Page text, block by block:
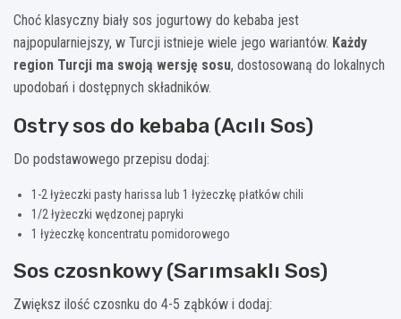
Choć klasyczny biały sos jogurtowy do kebaba jest
najpopularniejszy, w Turcji istnieje wiele jego wariantów. Każdy
region Turcji ma swoją wersję sosu, dostosowaną do lokalnych
upodobań i dostępnych składników.
Ostry sos do kebaba (Acılı Sos)
Do podstawowego przepisu dodaj:
1-2 łyżeczki pasty harissa lub 1 łyżeczkę płatków chili
1/2 łyżeczki wędzonej papryki
1 łyżeczkę koncentratu pomidorowego
Sos czosnkowy (Sarımsaklı Sos)
Zwiększ ilość czosnku do 4-5 ząbków i dodaj: